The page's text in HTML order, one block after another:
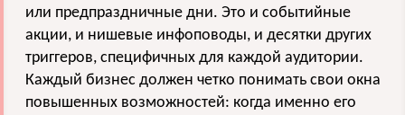
или предпраздничные дни. Это и событийные
акции, и нишевые инфоповоды, и десятки других
триггеров, специфичных для каждой аудитории.
Каждый бизнес должен четко понимать свои окна
повышенных возможностей: когда именно его